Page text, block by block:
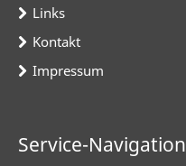
Links
Kontakt
Impressum
Service-Navigation